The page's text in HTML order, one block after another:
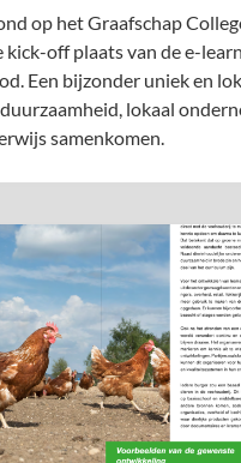
op het Graafschap
kick-off plaats van de e-
Een bijzonder uniek en
lokaal
samenkomen.